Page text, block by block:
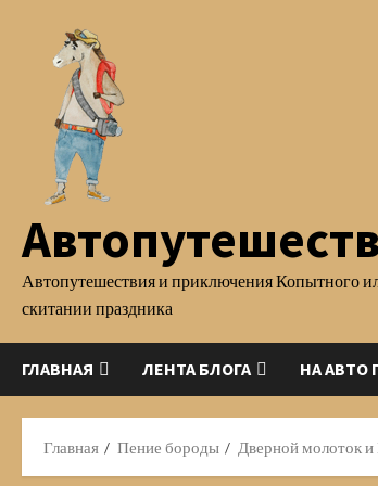
содержимому
Автопутешествия и приключения Копытного
скитании праздника
ГЛАВНАЯ ЛЕНТА БЛОГА НА АВТО
Главная Пение бороды Дверной молоток